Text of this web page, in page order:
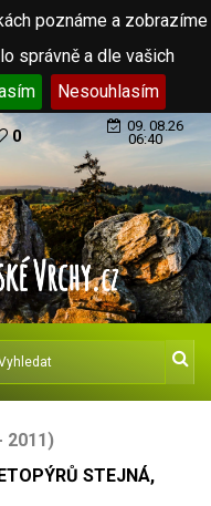
poznáme a zobrazíme
správně a dle vašich
Nesouhlasím
0
09. 08.26
06:40
2011)
STEJNÁ,